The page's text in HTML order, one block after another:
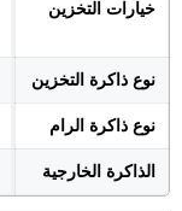
خيارات التخزين
نوع ذاكرة التخزين
نوع ذاكرة الرام
الذاكرة الخارجية